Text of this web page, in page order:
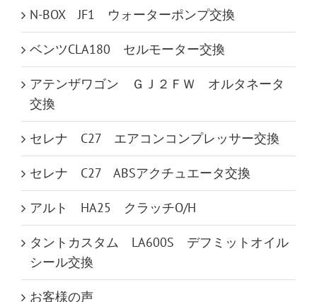
N-BOX JF1 ウォーターポンプ交換
ベンツCLA180 セルモーター交換
アテンザワゴン ＧＪ２ＦＷ オルタネータ
交換
セレナ C27 エアコンコンプレッサー交換
セレナ C27 ABSアクチュエータ交換
アルト HA25 クラッチO/H
タントカスタム LA600S デフミットオイル
シール交換
お客様の声